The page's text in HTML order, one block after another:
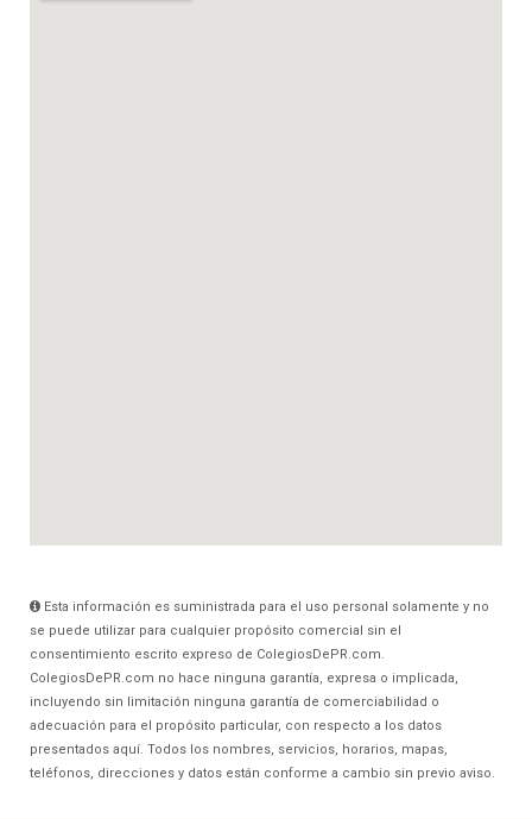
Esta información es suministrada para el uso personal solamente y no
se puede utilizar para cualquier propósito comercial sin el
consentimiento escrito expreso de ColegiosDePR.com.
ColegiosDePR.com no hace ninguna garantía, expresa o implicada,
incluyendo sin limitación ninguna garantía de comerciabilidad o
adecuación para el propósito particular, con respecto a los datos
presentados aquí. Todos los nombres, servicios, horarios, mapas,
teléfonos, direcciones y datos están conforme a cambio sin previo aviso.